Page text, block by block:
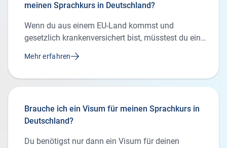
meinen Sprachkurs in Deutschland?
Wenn du aus einem EU-Land kommst und
gesetzlich krankenversichert bist, müsstest du eine
Health Insurance Card - EHIC) haben. Mit so einer
medizinische Leistungen. Allerdings übernimmt die
für einen teuren Rücktransport. Wenn deine
Krankenversicherung in Deutschland nicht gültig
Mehr erfahren
Brauche ich ein Visum für meinen Sprachkurs in
Deutschland?
Du benötigst nur dann ein Visum für deinen